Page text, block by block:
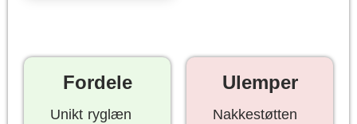
Fordele
Unikt ryglæn
Ulemper
Nakkestøtten